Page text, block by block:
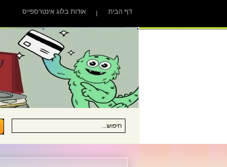
דף הבית אודות בלוג אינטרספייס